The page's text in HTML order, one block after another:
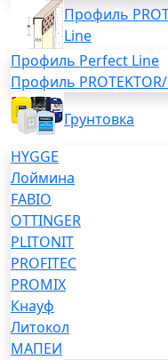
Профиль
Line
Профиль Perfect Line
Профиль
Грунтовка
HYGGE
Лоймина
FABIO
OTTINGER
PLITONIT
PROFITEC
PROMIX
Кнауф
Литокол
МАПЕИ